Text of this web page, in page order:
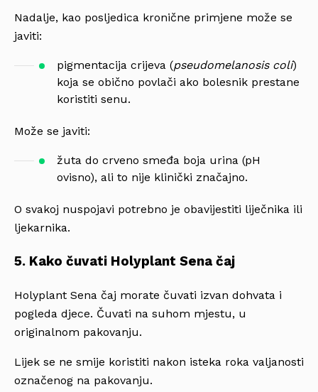
Nadalje, kao posljedica kronične primjene može se
javiti:
pigmentacija crijeva (pseudomelanosis coli)
koja se obično povlači ako bolesnik prestane
koristiti senu.
Može se javiti:
žuta do crveno smeđa boja urina (pH
ovisno), ali to nije klinički značajno.
O svakoj nuspojavi potrebno je obavijestiti liječnika ili
ljekarnika.
5. Kako čuvati Holyplant Sena čaj
Holyplant Sena čaj morate čuvati izvan dohvata i
pogleda djece. Čuvati na suhom mjestu, u
originalnom pakovanju.
Lijek se ne smije koristiti nakon isteka roka valjanosti
označenog na pakovanju.